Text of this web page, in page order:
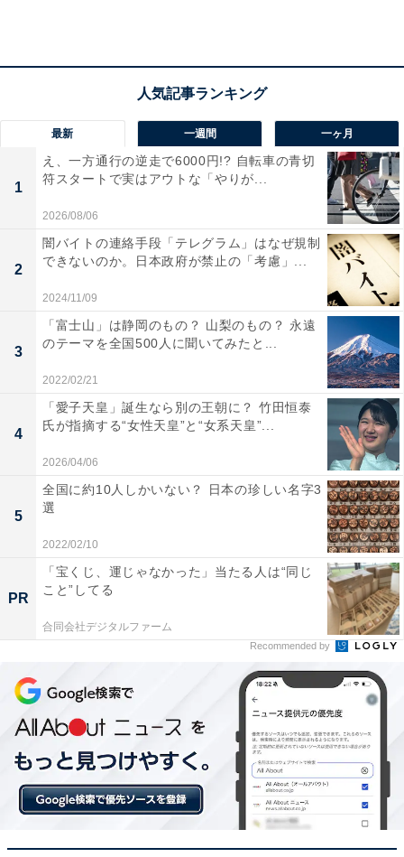
30代・40代の女性でストレスを感じている人は7割超え
現在、最もストレスを感じている層は30代・40代の女性
で、いずれも7割を超えています。特に40代女性でスト
レスを感じている人は、2019年のコロナ禍前より25.6ポ
イントも増えています。
コロナ禍でストレスを感じる人の割合が最も増えたの
は、シニア層でした。60代・70代の男女ともに、コロナ
禍前と比べて20ポイント以上上昇しています。唯一、現
在ストレスを感じる人の割合が2019年を下回ったのは20
代男性。20代女性も現在と2019年の差は＋5.0ポイント
と、女性の中で最も少ない増加率でした。
最新 一週間 一ヶ月
1
え、一方通行の逆走で6000円!? 自転車の青切
符スタートで実はアウトな「やりが...
2026/08/06
2
闇バイトの連絡手段「テレグラム」はなぜ規制
できないのか。日本政府が禁止の「考慮」...
2024/11/09
3
「富士山」は静岡のもの？ 山梨のもの？ 永遠
のテーマを全国500人に聞いてみたと...
2022/02/21
4
「愛子天皇」誕生なら別の王朝に？ 竹田恒泰
氏が指摘する“女性天皇”と“女系天皇”...
2026/04/06
5
全国に約10人しかいない？ 日本の珍しい名字3
選
2022/02/10
PR
「宝くじ、運じゃなかった」当たる人は“同じ
こと”してる
合同会社デジタルファーム
Recommended by